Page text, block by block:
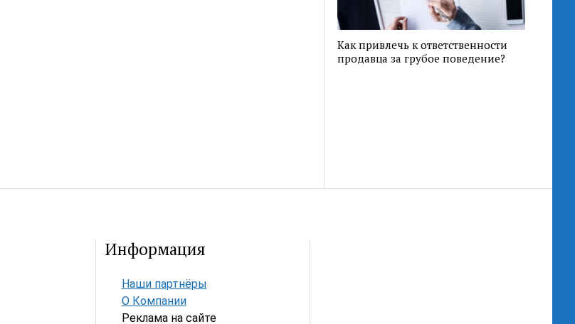
Как привлечь к ответственности
продавца за грубое поведение?
Информация
Наши партнёры
О Компании
Реклама на сайте